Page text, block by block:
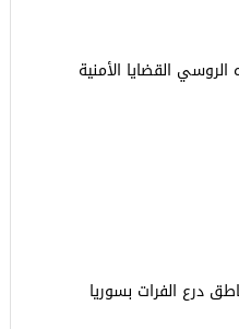
القضايا الأمنية